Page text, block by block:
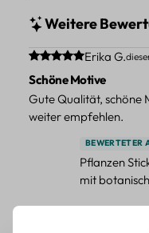
Weitere
Durchschnittliche
Erika G.
Schöne Motive
Gute Qualität, schöne
weiter empfehlen.
BEWERTETER
Pflanzen
mit